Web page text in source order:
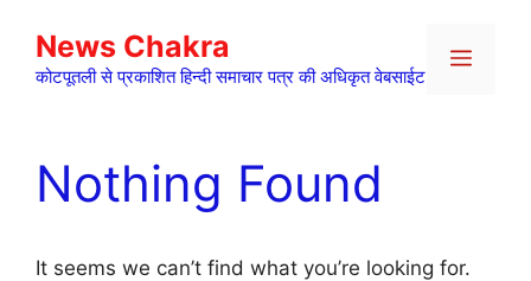
content
News Chakra
कोटपूतली से प्रकाशित हिन्दी समाचार पत्र की अधिकृत वेबसाईट
Menu
Nothing Found
It seems we can’t find what you’re looking for.